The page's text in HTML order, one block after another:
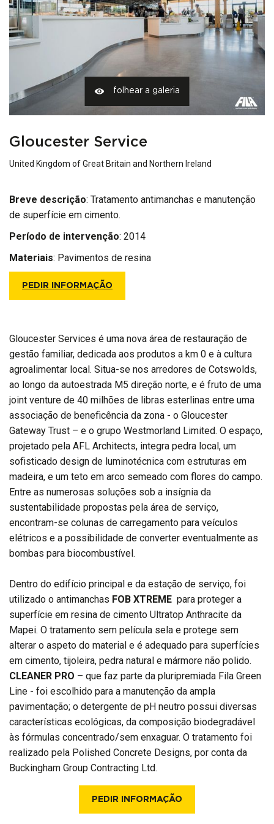
folhear a galeria
Gloucester Service
United Kingdom of Great Britain and Northern Ireland
Breve descrição: Tratamento antimanchas e manutenção
de superfície em cimento.
Período de intervenção: 2014
Materiais: Pavimentos de resina
PEDIR INFORMAÇÃO
Gloucester Services é uma nova área de restauração de
gestão familiar, dedicada aos produtos a km 0 e à cultura
agroalimentar local. Situa-se nos arredores de Cotswolds,
ao longo da autoestrada M5 direção norte, e é fruto de uma
joint venture de 40 milhões de libras esterlinas entre uma
associação de beneficência da zona - o Gloucester
Gateway Trust – e o grupo Westmorland Limited. O espaço,
projetado pela AFL Architects, integra pedra local, um
sofisticado design de luminotécnica com estruturas em
madeira, e um teto em arco semeado com flores do campo.
Entre as numerosas soluções sob a insígnia da
sustentabilidade propostas pela área de serviço,
encontram-se colunas de carregamento para veículos
elétricos e a possibilidade de converter eventualmente as
bombas para biocombustível.
Dentro do edifício principal e da estação de serviço, foi
utilizado o antimanchas FOB XTREME para proteger a
superfície em resina de cimento Ultratop Anthracite da
Mapei. O tratamento sem película sela e protege sem
alterar o aspeto do material e é adequado para superfícies
em cimento, tijoleira, pedra natural e mármore não polido.
CLEANER PRO – que faz parte da pluripremiada Fila Green
Line - foi escolhido para a manutenção da ampla
pavimentação; o detergente de pH neutro possui diversas
características ecológicas, da composição biodegradável
às fórmulas concentrado/sem enxaguar. O tratamento foi
realizado pela Polished Concrete Designs, por conta da
Buckingham Group Contracting Ltd.
PEDIR INFORMAÇÃO